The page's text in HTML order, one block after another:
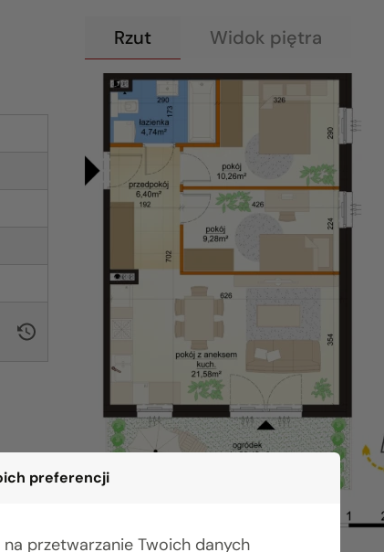
preferencji
przetwarzanie Twoich danych
Rzut Widok piętra